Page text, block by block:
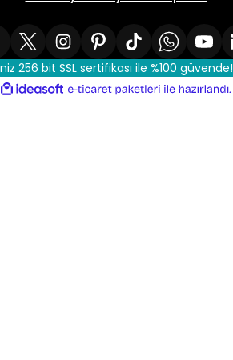
256 bit SSL sertifikası ile %100 güvende!
ideasoft
e-